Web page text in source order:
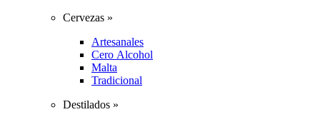
Cervezas »
Artesanales
Cero Alcohol
Malta
Tradicional
Destilados »